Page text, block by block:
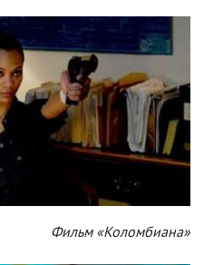
Фильм «Коломбиана»